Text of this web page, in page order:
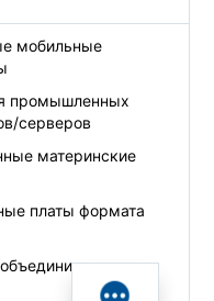
мобильные
промышленных
серверов
материнские
платы формата